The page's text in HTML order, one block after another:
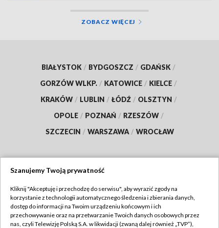
ZOBACZ WIĘCEJ
BIAŁYSTOK / BYDGOSZCZ / GDAŃSK /
GORZÓW WLKP. / KATOWICE / KIELCE /
KRAKÓW / LUBLIN / ŁÓDŹ / OLSZTYN /
OPOLE / POZNAŃ / RZESZÓW /
SZCZECIN / WARSZAWA / WROCŁAW
TVP
Abonament TVP
Regulamin TVP
Szanujemy Twoją prywatność
Kliknij "Akceptuję i przechodzę do serwisu", aby wyrazić zgody na
korzystanie z technologii automatycznego śledzenia i zbierania danych,
dostęp do informacji na Twoim urządzeniu końcowym i ich
przechowywanie oraz na przetwarzanie Twoich danych osobowych przez
nas, czyli Telewizję Polską S.A. w likwidacji (zwaną dalej również „TVP”),